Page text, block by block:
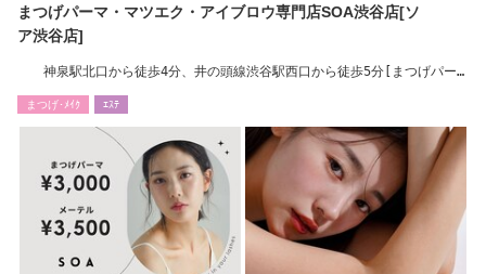
まつげパーマ・マツエク・アイブロウ専門店SOA渋谷店[ソ
ア渋谷店]
神泉駅北口から徒歩4分、井の頭線渋谷駅西口から徒歩5分[まつげパー
まつげ･ﾒｲｸ ｴｽﾃ